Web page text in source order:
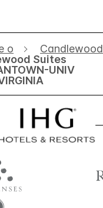
о
Candlewood
Suites
UNIV